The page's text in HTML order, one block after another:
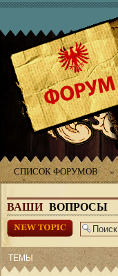
СПИСОК ФОРУМОВ »
ВАШИВОПРОСЫ
Начать новую
тему
ТЕМЫ